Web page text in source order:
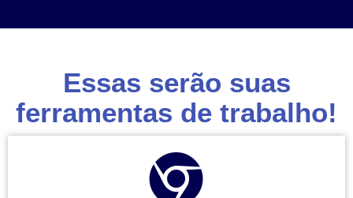
Essas serão suas
ferramentas de trabalho!